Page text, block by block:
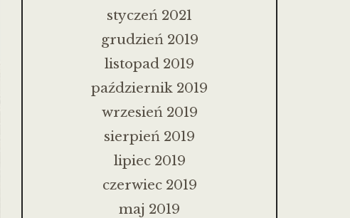
styczeń 2021
grudzień 2019
listopad 2019
październik 2019
wrzesień 2019
sierpień 2019
lipiec 2019
czerwiec 2019
maj 2019